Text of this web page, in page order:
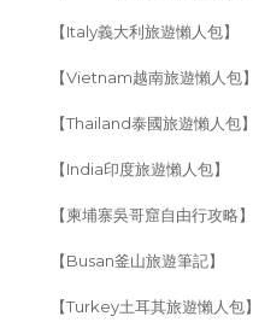
【Italy義大利旅遊懶人包】
【Vietnam越南旅遊懶人包】
【Thailand泰國旅遊懶人包】
【India印度旅遊懶人包】
【柬埔寨吳哥窟自由行攻略】
【Busan釜山旅遊筆記】
【Turkey土耳其旅遊懶人包】